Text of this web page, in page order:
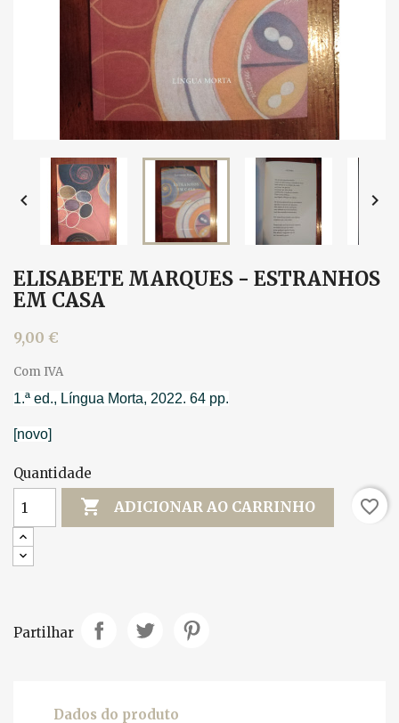
 
ELISABETE MARQUES - ESTRANHOS
EM CASA
9,00 €
Com IVA
1.ª ed., Língua Morta, 2022. 64 pp.
[novo]
Quantidade
 ADICIONAR AO CARRINHO favorite_border
Partilhar
Dados do produto